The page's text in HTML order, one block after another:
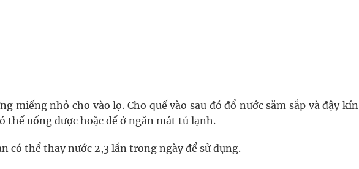
miếng nhỏ cho vào lọ. Cho quế vào sau đó đổ nước săm sắp và đậy kín
thể uống được hoặc để ở ngăn mát tủ lạnh.
có thể thay nước 2,3 lần trong ngày để sử dụng.